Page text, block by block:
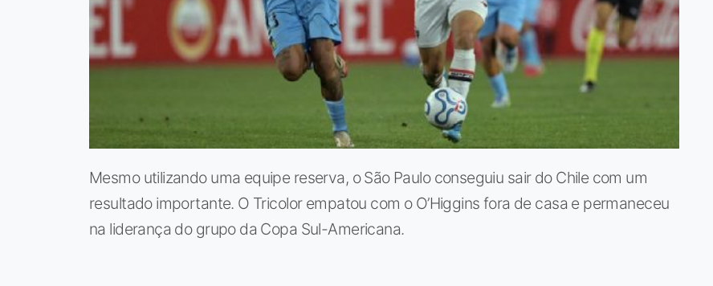
Mesmo utilizando uma equipe reserva, o São Paulo conseguiu sair do Chile com um
resultado importante. O Tricolor empatou com o O’Higgins fora de casa e permaneceu
na liderança do grupo da Copa Sul-Americana.